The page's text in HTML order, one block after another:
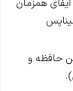
همزمان
حافظه و